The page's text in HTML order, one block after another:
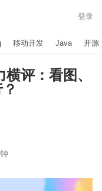
登录
移动开发 Java 开源
评：看图、